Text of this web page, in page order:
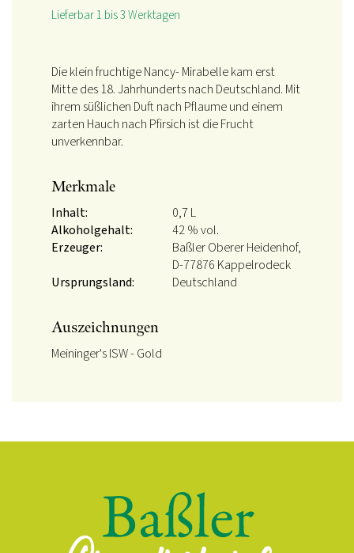
Lieferbar 1 bis 3 Werktagen
Die klein fruchtige Nancy- Mirabelle kam erst
Mitte des 18. Jahrhunderts nach Deutschland. Mit
ihrem süßlichen Duft nach Pflaume und einem
zarten Hauch nach Pfirsich ist die Frucht
unverkennbar.
Merkmale
Inhalt:
0,7 L
Alkoholgehalt:
42 % vol.
Erzeuger:
Baßler Oberer Heidenhof,
D-77876 Kappelrodeck
Ursprungsland:
Deutschland
Auszeichnungen
Meininger's ISW - Gold